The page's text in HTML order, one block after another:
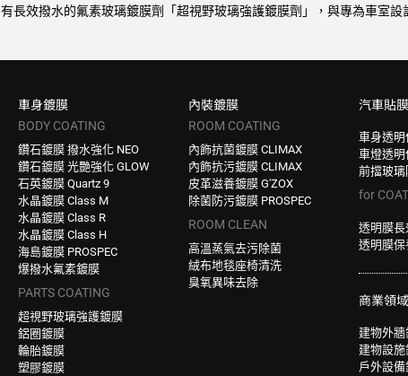
有長效撥水的氟素玻璃鍍膜劑「超視野玻璃強護鍍膜劑」，與專為車室
車身鍍膜
BODY COATING
鑽石鍍膜 撥水強化 NEO
鑽石鍍膜 光艷強化 GLOW
石英鍍膜 Quartz 9
水晶鍍膜 Class M
水晶鍍膜 Class R
水晶鍍膜 Class H
海島鍍膜 PROSPEC
爆撥水氟素鍍膜
PARTS COATING
超視野玻璃強護鍍膜
鋁圈鍍膜
輪胎鍍膜
塑膠鍍膜
內裝鍍膜
ROOM COATING
內飾抗菌鍍膜 CLIMAX
內飾抗污鍍膜 CLIMAX
皮革滋養鍍膜 G'ZOX
除菌防污鍍膜 PROSPEC
ROOM CLEAN
高溫蒸氣去污除菌
絨布地毯座椅清洗
臭氧異味去除
汽車貼膜
車身透
車燈透
前擋玻璃
for
透明膜長
透明膜保
商業領域
建物外牆
建物設施
戶外設備